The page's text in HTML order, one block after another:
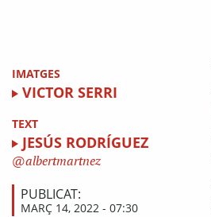
IMATGES
VICTOR SERRI
TEXT
JESÚS RODRÍGUEZ
albertmartnez
PUBLICAT:
MARÇ 14, 2022 - 07:30